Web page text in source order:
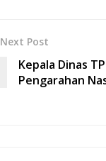
Next Post
Kepala Dinas
Pengarahan